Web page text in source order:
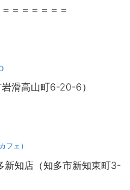
＝＝＝＝＝＝
岩滑高山町6-20-6）
フェ）
新知店（知多市新知東町3-